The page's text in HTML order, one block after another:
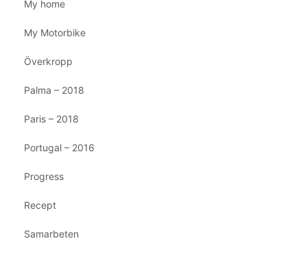
My home
My Motorbike
Överkropp
Palma – 2018
Paris – 2018
Portugal – 2016
Progress
Recept
Samarbeten